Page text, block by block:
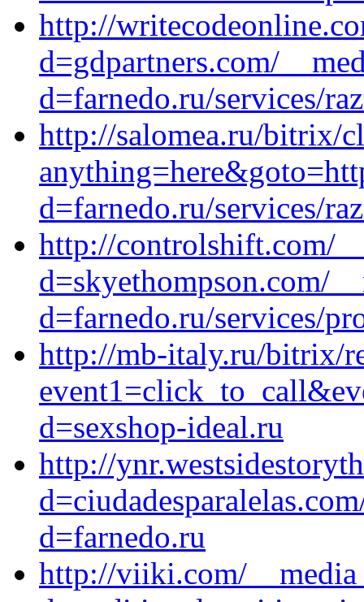
http://
d=gdpartners.com/
d=farnedo.ru/services/
http://salomea.ru/bitrix/
d=farnedo.ru/services/
http://controlshift.com/
d=skyethompson.com/
d=farnedo.ru/services/
http://mb-italy.ru/bitrix/
d=sexshop-ideal.ru
http://
d=farnedo.ru
http://viiki.com/